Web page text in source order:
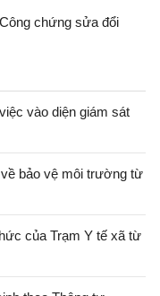
chứng sửa đổi
vào diện giám sát
bảo vệ môi trường từ
của Trạm Y tế xã từ